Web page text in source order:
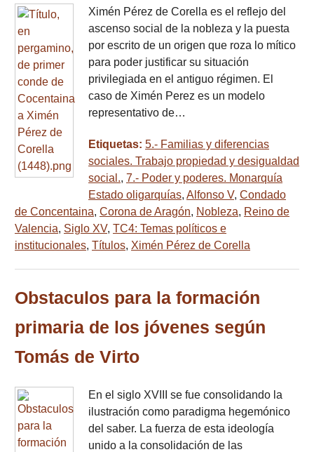
Ximén Pérez de Corella es el reflejo del
ascenso social de la nobleza y la puesta
por escrito de un origen que roza lo mítico
para poder justificar su situación
privilegiada en el antiguo régimen. El
caso de Ximén Perez es un modelo
representativo de…
Etiquetas: 5.- Familias y diferencias
sociales. Trabajo propiedad y desigualdad
social., 7.- Poder y poderes. Monarquía
Estado oligarquías, Alfonso V, Condado
de Concentaina, Corona de Aragón, Nobleza, Reino de
Valencia, Siglo XV, TC4: Temas políticos e
institucionales, Títulos, Ximén Pérez de Corella
Obstaculos para la formación
primaria de los jóvenes según
Tomás de Virto
En el siglo XVIII se fue consolidando la
ilustración como paradigma hegemónico
del saber. La fuerza de esta ideología
unido a la consolidación de las